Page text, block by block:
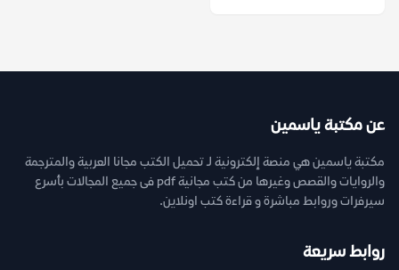
عن مكتبة ياسمين
مكتبة ياسمين هي منصة إلكترونية لـ تحميل الكتب مجانا العربية والمترجمة
والروايات والقصص وغيرها من كتب مجانية pdf فى جميع المجالات بأسرع
سيرفرات وروابط مباشرة و قراءة كتب اونلاين.
روابط سريعة